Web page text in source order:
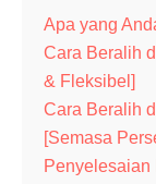
Apa yang
Cara Beralih
& Fleksibel]
Cara Beralih
[Semasa
Penyelesaian